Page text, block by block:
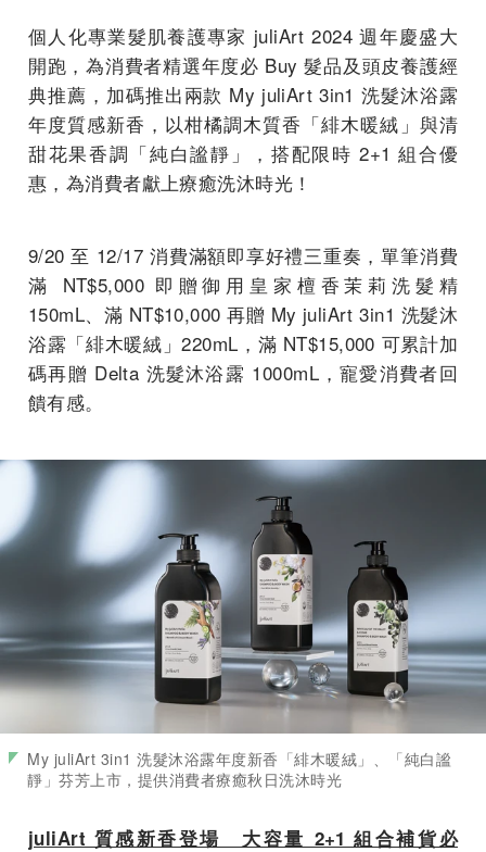
個人化專業髮肌養護專家 juliArt 2024 週年慶盛大
開跑，為消費者精選年度必 Buy 髮品及頭皮養護經
典推薦，加碼推出兩款 My juliArt 3in1 洗髮沐浴露
年度質感新香，以柑橘調木質香「緋木暖絨」與清
甜花果香調「純白謐靜」，搭配限時 2+1 組合優
惠，為消費者獻上療癒洗沐時光！
9/20 至 12/17 消費滿額即享好禮三重奏，單筆消費
滿 NT$5,000 即贈御用皇家檀香茉莉洗髮精
150mL、滿 NT$10,000 再贈 My juliArt 3in1 洗髮沐
浴露「緋木暖絨」220mL，滿 NT$15,000 可累計加
碼再贈 Delta 洗髮沐浴露 1000mL，寵愛消費者回
饋有感。
My juliArt 3in1 洗髮沐浴露年度新香「緋木暖絨」、「純白謐
靜」芬芳上市，提供消費者療癒秋日洗沐時光
juliArt 質感新香登場 大容量 2+1 組合補貨必